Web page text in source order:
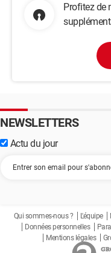
Profitez de
NEWSLETTERS
Actu du jour
Qui sommes-nous ? L'équipe
Données personnelles
Mentions légales